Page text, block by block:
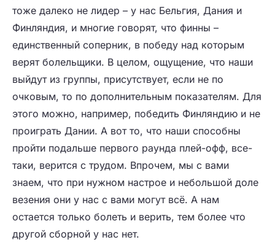
тоже далеко не лидер – у нас Бельгия, Дания и
Финляндия, и многие говорят, что финны –
единственный соперник, в победу над которым
верят болельщики. В целом, ощущение, что наши
выйдут из группы, присутствует, если не по
очковым, то по дополнительным показателям. Для
этого можно, например, победить Финляндию и не
проиграть Дании. А вот то, что наши способны
пройти подальше первого раунда плей-офф, все-
таки, верится с трудом. Впрочем, мы с вами
знаем, что при нужном настрое и небольшой доле
везения они у нас с вами могут всё. А нам
остается только болеть и верить, тем более что
другой сборной у нас нет.